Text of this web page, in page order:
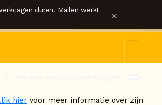
duren. Mailen werkt ×
hier voor meer informatie over zijn